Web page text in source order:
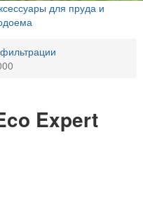
для пруда и
Expert